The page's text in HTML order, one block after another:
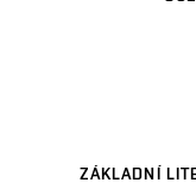
ZÁKLADNÍ